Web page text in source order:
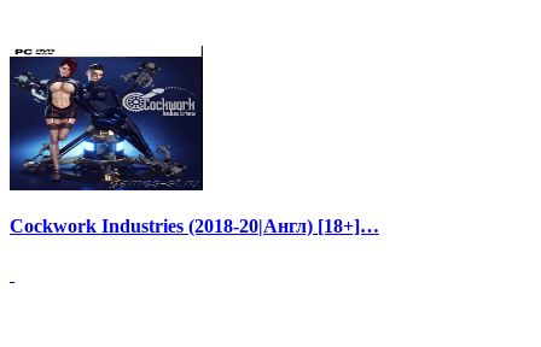
Cockwork Industries (2018-20|Англ) [18+]…